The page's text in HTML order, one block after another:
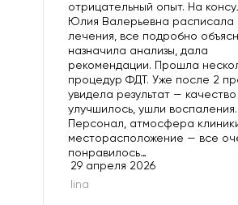
отрицательный опыт. На
Юлия Валерьевна расписала
лечения, все подробно
назначила анализы, дала
рекомендации. Прошла
процедур ФДТ. Уже после 2
увидела результат — качество
улучшилось, ушли воспаления.
Персонал, атмосфера
месторасположение — все
понравилось…
lina
29 апреля 2026